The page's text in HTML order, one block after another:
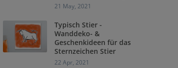
21 May, 2021
Typisch Stier -
Wanddeko- &
Geschenkideen für das
Sternzeichen Stier
22 Apr, 2021